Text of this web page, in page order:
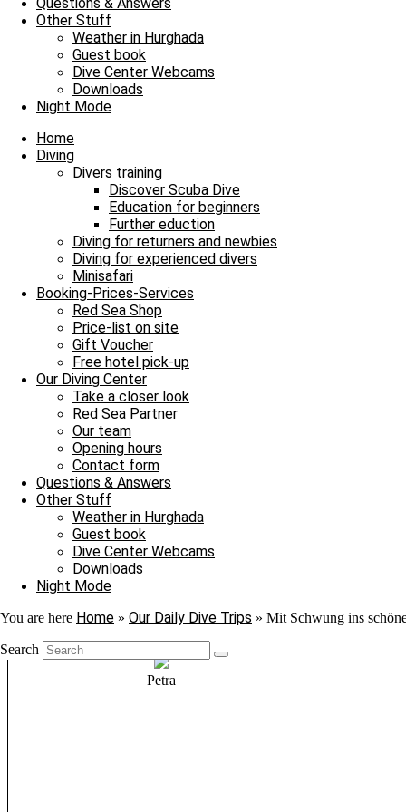
Other Stuff
Weather in Hurghada
Guest book
Dive Center Webcams
Downloads
Night Mode
Home
Diving
Divers training
Discover Scuba Dive
Education for beginners
Further eduction
Diving for returners and newbies
Diving for experienced divers
Minisafari
Booking-Prices-Services
Red Sea Shop
Price-list on site
Gift Voucher
Free hotel pick-up
Our Diving Center
Take a closer look
Red Sea Partner
Our team
Opening hours
Contact form
Questions & Answers
Other Stuff
Weather in Hurghada
Guest book
Dive Center Webcams
Downloads
Night Mode
You are here Home » Our Daily Dive Trips » Mit Schwung ins
Search
Wael
Khaled
Petra